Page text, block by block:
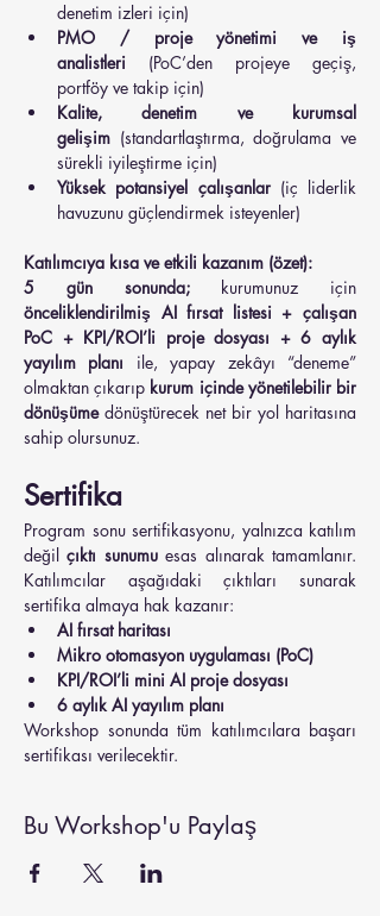
denetim izleri için)
PMO / proje yönetimi ve iş
analistleri (PoC’den projeye geçiş,
portföy ve takip için)
Kalite, denetim ve kurumsal
gelişim (standartlaştırma, doğrulama ve
sürekli iyileştirme için)
Yüksek potansiyel çalışanlar (iç liderlik
havuzunu güçlendirmek isteyenler)
Katılımcıya kısa ve etkili kazanım (özet):
5 gün sonunda;
önceliklendirilmiş AI fırsat listesi + çalışan
PoC + KPI/ROI’li proje dosyası + 6 aylık
yayılım planı ile, yapay zekâyı “deneme”
olmaktan çıkarıp kurum içinde yönetilebilir bir
dönüşüme dönüştürecek net bir yol haritasına
sahip olursunuz.
Sertifika
Program sonu sertifikasyonu, yalnızca katılım
değil çıktı sunumu esas alınarak tamamlanır.
Katılımcılar aşağıdaki çıktıları sunarak
sertifika almaya hak kazanır:
AI fırsat haritası
Mikro otomasyon uygulaması (PoC)
KPI/ROI’li mini AI proje dosyası
6 aylık AI yayılım planı
Workshop sonunda tüm katılımcılara başarı
sertifikası verilecektir.
Bu Workshop'u Paylaş